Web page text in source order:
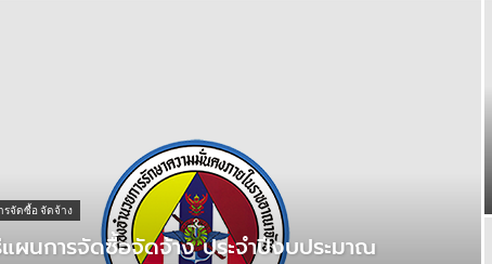
รจัดซื้อ จัดจ้าง
ผนการจัดซื้อจัดจ้าง ประจําปีงบประมาณ